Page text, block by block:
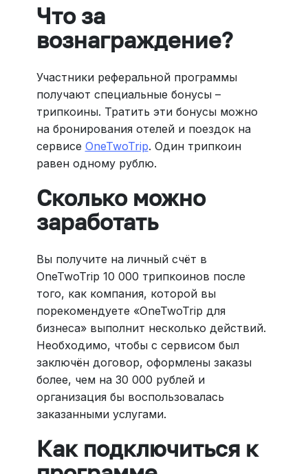
Что за
вознаграждение?
Участники реферальной программы
получают специальные бонусы –
трипкоины. Тратить эти бонусы можно
на бронирования отелей и поездок на
сервисе OneTwoTrip. Один трипкоин
равен одному рублю.
Сколько можно
заработать
Вы получите на личный счёт в
OneTwoTrip 10 000 трипкоинов после
того, как компания, которой вы
порекомендуете «OneTwoTrip для
бизнеса» выполнит несколько действий.
Необходимо, чтобы с сервисом был
заключён договор, оформлены заказы
более, чем на 30 000 рублей и
организация бы воспользовалась
заказанными услугами.
Как подключиться к